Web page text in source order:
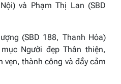
và Phạm Thị Lan (SBD
(SBD 188, Thanh Hóa)
Người đẹp Thân thiện,
vẹn, thành công và đầy cảm